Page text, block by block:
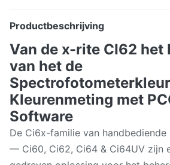
Productbeschrijving
Van de x-rite CI62 het
van het de
Kleurenmeting met
Software
De Ci6x-familie van
— Ci60, Ci62, Ci64 & Ci64UV zijn